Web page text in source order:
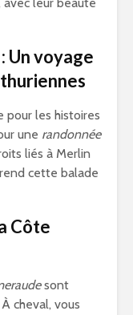
Un voyage
pour les histoires
une randonnée
liés à Merlin
rend cette balade
Côte
sont
cheval, vous